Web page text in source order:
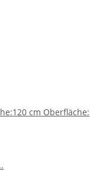
cm Oberfläche: